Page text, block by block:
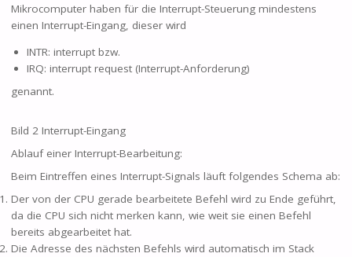
Mikrocomputer haben für die Interrupt-Steuerung mindestens
einen Interrupt-Eingang, dieser wird
INTR: interrupt bzw.
IRQ: interrupt request (Interrupt-Anforderung)
genannt.
Bild 2 Interrupt-Eingang
Ablauf einer Interrupt-Bearbeitung:
Beim Eintreffen eines Interrupt-Signals läuft folgendes Schema ab:
Der von der CPU gerade bearbeitete Befehl wird zu Ende geführt,
da die CPU sich nicht merken kann, wie weit sie einen Befehl
bereits abgearbeitet hat.
Die Adresse des nächsten Befehls wird automatisch im Stack